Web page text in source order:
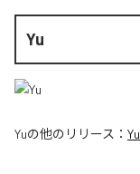
Yu
Yuの他のリリース： Yu